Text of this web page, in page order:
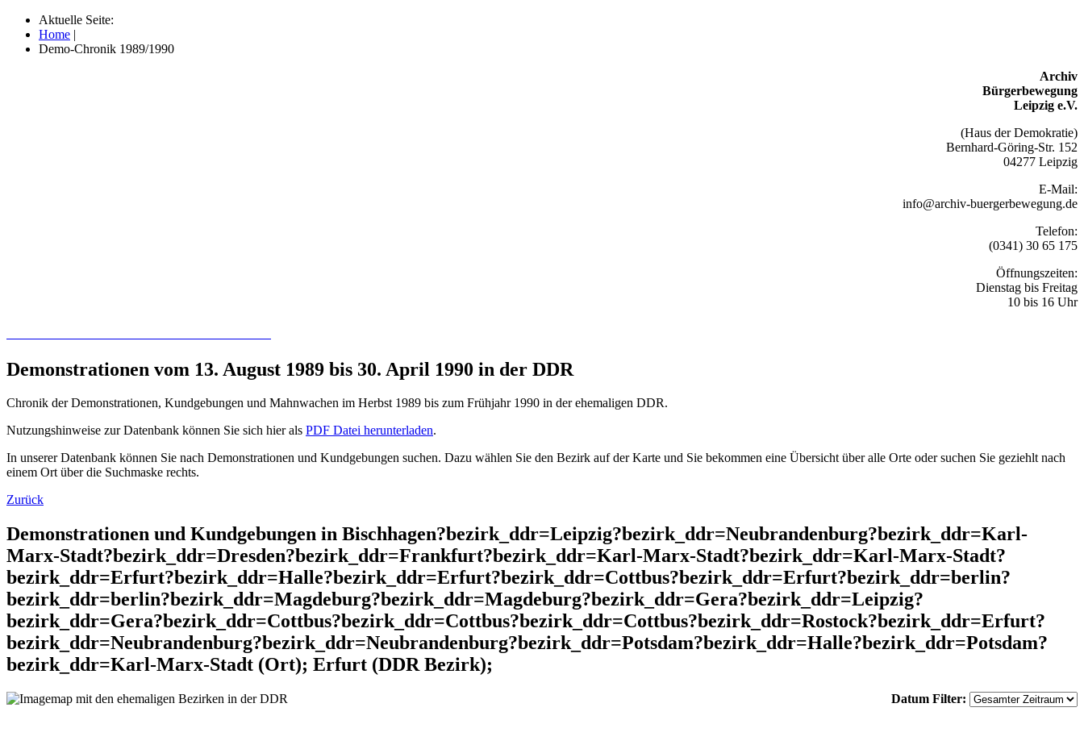
Aktuelle Seite:
Home |
Demo-Chronik 1989/1990
Archiv
Bürgerbewegung
Leipzig e.V.
(Haus der Demokratie)
Bernhard-Göring-Str. 152
04277 Leipzig
E-Mail:
info@archiv-buergerbewegung.de
Telefon:
(0341) 30 65 175
Öffnungszeiten:
Dienstag bis Freitag
10 bis 16 Uhr
Demonstrationen vom 13. August 1989 bis 30. April 1990 in der DDR
Chronik der Demonstrationen, Kundgebungen und Mahnwachen im Herbst 1989 bis zum Frühjahr 1990 in der ehemaligen DDR.
Nutzungshinweise zur Datenbank können Sie sich hier als PDF Datei herunterladen.
In unserer Datenbank können Sie nach Demonstrationen und Kundgebungen suchen. Dazu wählen Sie den Bezirk auf der Karte und Sie bekommen eine Übersicht über alle Orte oder suchen Sie geziehlt nach
einem Ort über die Suchmaske rechts.
Zurück
Demonstrationen und Kundgebungen in Bischhagen?bezirk_ddr=Leipzig?bezirk_ddr=Neubrandenburg?bezirk_ddr=Karl-
Marx-Stadt?bezirk_ddr=Dresden?bezirk_ddr=Frankfurt?bezirk_ddr=Karl-Marx-Stadt?bezirk_ddr=Karl-Marx-Stadt?
bezirk_ddr=Erfurt?bezirk_ddr=Halle?bezirk_ddr=Erfurt?bezirk_ddr=Cottbus?bezirk_ddr=Erfurt?bezirk_ddr=berlin?
bezirk_ddr=berlin?bezirk_ddr=Magdeburg?bezirk_ddr=Magdeburg?bezirk_ddr=Gera?bezirk_ddr=Leipzig?
bezirk_ddr=Gera?bezirk_ddr=Cottbus?bezirk_ddr=Cottbus?bezirk_ddr=Cottbus?bezirk_ddr=Rostock?bezirk_ddr=Erfurt?
bezirk_ddr=Neubrandenburg?bezirk_ddr=Neubrandenburg?bezirk_ddr=Potsdam?bezirk_ddr=Halle?bezirk_ddr=Potsdam?
bezirk_ddr=Karl-Marx-Stadt (Ort); Erfurt (DDR Bezirk);
Datum Filter: